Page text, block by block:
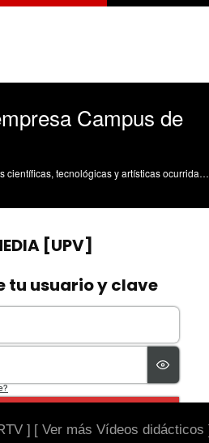
Campus de
Divulgación de las actividades científicas, tecnológicas y artísticas ocurridas en los tres campus de la UPV
] [ Ver más Vídeos didácticos